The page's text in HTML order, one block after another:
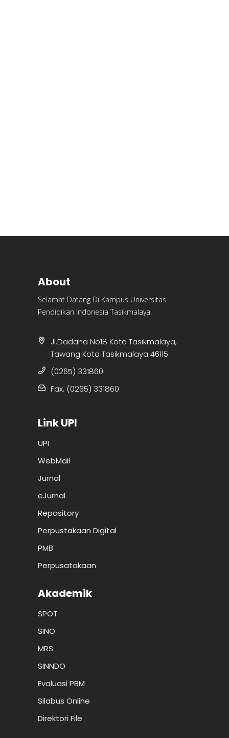
About
Selamat Datang Di Kampus Universitas
Pendidikan Indonesia Tasikmalaya.
Jl.Dadaha No18 Kota Tasikmalaya,
Tawang Kota Tasikmalaya 46115
(0265) 331860
Fax. (0265) 331860
Link UPI
UPI
WebMail
Jurnal
eJurnal
Repository
Perpustakaan Digital
PMB
Perpusatakaan
Akademik
SPOT
SINO
MRS
SINNDO
Evaluasi PBM
Silabus Online
Direktori File